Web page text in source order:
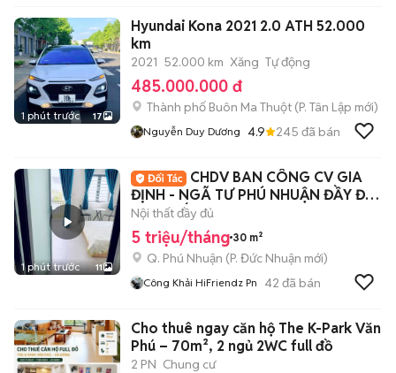
1 phút trước 17
Hyundai Kona 2021 2.0 ATH 52.000
km
2021 52.000 km Xăng Tự động
485.000.000 đ
Thành phố Buôn Ma Thuột (P. Tân Lập mới)
Nguyễn Duy Dương 4.9 245 đã bán
1 phút trước 11
CHDV BAN CÔNG CV GIA
ĐỊNH - NGÃ TƯ PHÚ NHUẬN ĐẦY ĐỦ
NỘI THẤT
Nội thất đầy đủ
5 triệu/tháng 30 m²
Q. Phú Nhuận (P. Đức Nhuận mới)
Công Khải HiFriendz Pn 42 đã bán
Cho thuê ngay căn hộ The K-Park Văn
Phú – 70m², 2 ngủ 2WC full đồ
2 PN Chung cư